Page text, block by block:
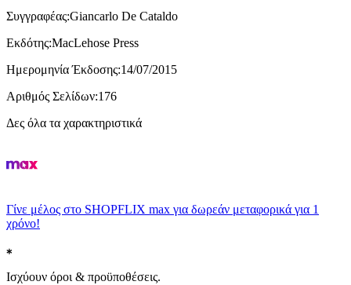
Συγγραφέας:Giancarlo De Cataldo
Εκδότης:MacLehose Press
Ημερομηνία Έκδοσης:14/07/2015
Αριθμός Σελίδων:176
Δες όλα τα χαρακτηριστικά
Γίνε μέλος στο SHOPFLIX max για δωρεάν μεταφορικά για 1
χρόνο!
Ισχύουν όροι & προϋποθέσεις.